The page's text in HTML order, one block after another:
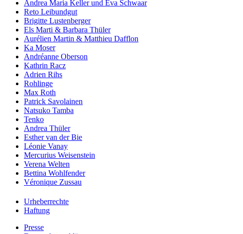
Andrea Maria Keller und Eva Schwaar
Reto Leibundgut
Brigitte Lustenberger
Els Marti & Barbara Thüler
Aurélien Martin & Matthieu Dafflon
Ka Moser
Andréanne Oberson
Kathrin Racz
Adrien Rihs
Rohlinge
Max Roth
Patrick Savolainen
Natsuko Tamba
Tenko
Andrea Thüler
Esther van der Bie
Léonie Vanay
Mercurius Weisenstein
Verena Welten
Bettina Wohlfender
Véronique Zussau
Urheberrechte
Haftung
Presse